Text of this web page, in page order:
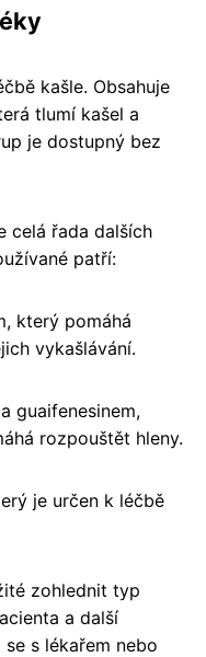
kašle. Obsahuje
tlumí kašel a
je dostupný bez
celá řada dalších
patří:
který pomáhá
vykašlávání.
guaifenesinem,
rozpouštět hleny.
je určen k léčbě
zohlednit typ
a další
s lékařem nebo